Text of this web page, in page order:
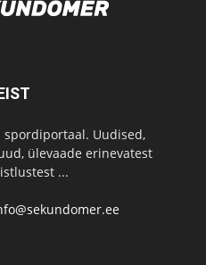
spordiportaal. Uudised,
ülevaade erinevatest
...